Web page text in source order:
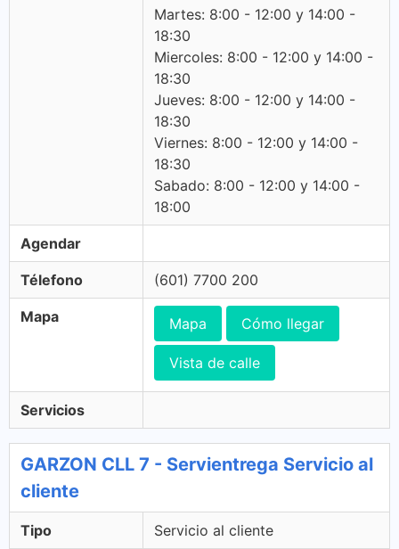
Martes: 8:00 - 12:00 y 14:00 -
18:30
Miercoles: 8:00 - 12:00 y 14:00 -
18:30
Jueves: 8:00 - 12:00 y 14:00 -
18:30
Viernes: 8:00 - 12:00 y 14:00 -
18:30
Sabado: 8:00 - 12:00 y 14:00 -
18:00
Agendar
Télefono (601) 7700 200
Mapa Mapa Cómo llegar
Vista de calle
Servicios
GARZON CLL 7 - Servientrega Servicio al
cliente
Tipo Servicio al cliente